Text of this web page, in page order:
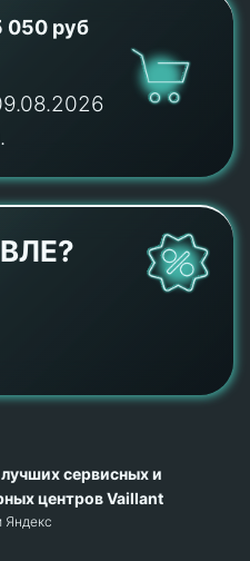
050 руб
сервисных и
центров Vaillant
Яндекс